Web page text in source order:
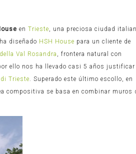
enTrieste, una preciosa ciudad
ha diseñado HSH House para un cliente de
Val Rosandra , frontera natural con
ello nos ha llevado casi 5 años justificar
Trieste. Superado este último escollo, en
compositiva se basa en combinar muros